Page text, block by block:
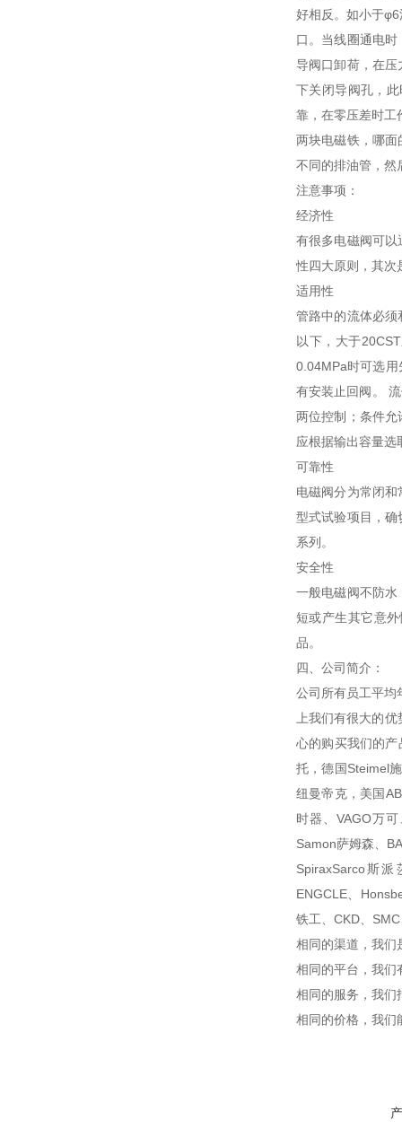
好相反。如小于
口。当线圈通电
导阀口卸荷，在
下关闭导阀孔，
靠，在零压差时工
两块电磁铁，哪
不同的排油管，然
注意事项：
经济性
有很多电磁阀可
性四大原则，其次
适用性
管路中的流体必
以下，大于
0.04MPa时可选
有安装止回阀。
两位控制；条件
应根据输出容量选
可靠性
电磁阀分为常闭
型式试验项目，
系列。
安全性
一般电磁阀不防
短或产生其它意
品。
四、公司简介：
公司所有员工平均
上我们有很大的
心的购买我们的
托，德国Steimel
纽曼帝克，美国
时器、VAGO万
Samon萨姆森、
SpiraxSarco斯派
ENGCLE、
铁工、CKD、
相同的渠道，我们
相同的平台，我们
相同的服务，我们
相同的价格，我们